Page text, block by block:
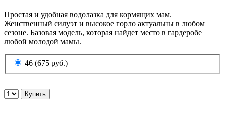
Простая и удобная водолазка для кормящих мам.
Женственный силуэт и высокое горло актуальны в любом
сезоне. Базовая модель, которая найдет место в гардеробе
любой молодой мамы.
46 (675 руб.)